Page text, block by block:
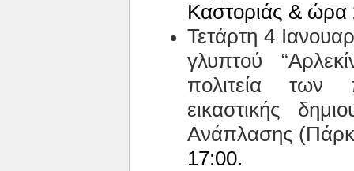
Καστοριάς & ώρα
Τετάρτη 4
γλυπτού
πολιτεία των
εικαστικής
Ανάπλασης
17:00.